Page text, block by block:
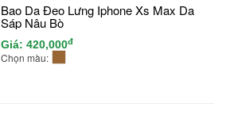
Bao Da Đeo Lưng Iphone Xs Max Da
Sáp Nâu Bò
Giá: 420,000đ
Chọn màu: